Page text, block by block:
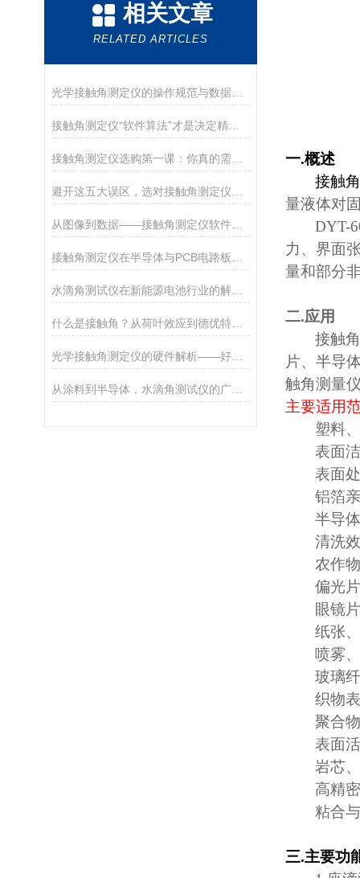
相关文章
RELATED ARTICLES
光学接触角测定仪的操作规范与数据处理说明
接触角测定仪“软件算法”才是决定精度的灵魂
从图像到数据——接触角测定仪软件的算法演进与拟合方法对比
水滴角测试仪在新能源电池行业的解决方案
什么是接触角？从荷叶效应到德优特精密测量
光学接触角测定仪的硬件解析——好品质源于细节
一.概述
接触
量液体对
DYT-
力、界面
量和部分
二.应用
接触
片、半导
触角测量
主要适用
塑料
表面
表面
铝箔
半导
清洗
农作
偏光
眼镜
纸张
喷雾
玻璃
织物
聚合
表面
岩芯
高精
粘合
三.主要功